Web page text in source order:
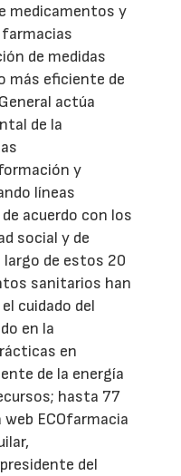
medicamentos y
farmacias
de medidas
más eficiente de
actúa
de la
y
líneas
acuerdo con los
social y de
de estos 20
sanitarios han
cuidado del
en la
en
de la energía
hasta 77
ECOfarmacia
del